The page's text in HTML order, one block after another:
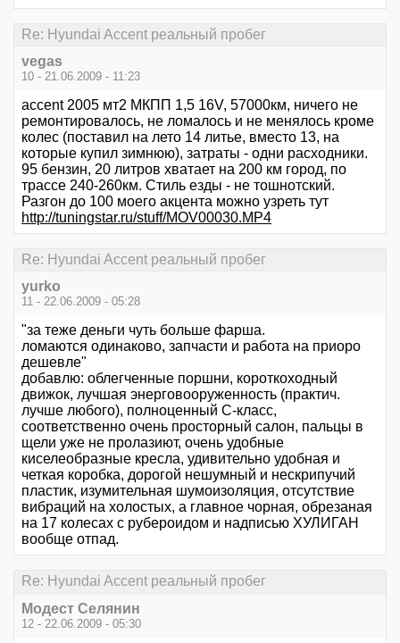
Re: Hyundai Accent реальный пробег
vegas
10 - 21.06.2009 - 11:23
accent 2005 мт2 МКПП 1,5 16V, 57000км, ничего не
ремонтировалось, не ломалось и не менялось кроме
колес (поставил на лето 14 литье, вместо 13, на
которые купил зимнюю), затраты - одни расходники.
95 бензин, 20 литров хватает на 200 км город, по
трассе 240-260км. Стиль езды - не тошнотский.
Разгон до 100 моего акцента можно узреть тут
http://tuningstar.ru/stuff/MOV00030.MP4
Re: Hyundai Accent реальный пробег
yurko
11 - 22.06.2009 - 05:28
"за теже деньги чуть больше фарша.
ломаются одинаково, запчасти и работа на приоро
дешевле"
добавлю: облегченные поршни, короткоходный
движок, лучшая энерговооруженность (практич.
лучше любого), полноценный С-класс,
соответственно очень просторный салон, пальцы в
щели уже не пролазиют, очень удобные
киселеобразные кресла, удивительно удобная и
четкая коробка, дорогой нешумный и нескрипучий
пластик, изумительная шумоизоляция, отсутствие
вибраций на холостых, а главное чорная, обрезаная
на 17 колесах с рубероидом и надписью ХУЛИГАН
вообще отпад.
Re: Hyundai Accent реальный пробег
Модест Селянин
12 - 22.06.2009 - 05:30